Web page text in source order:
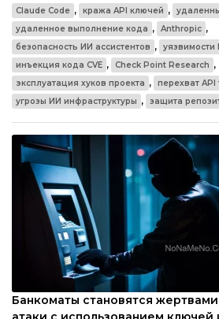
Claude Code , кража API ключей ,
удаленное выполнение кода , Anthropic ,
безопасность ИИ ассистентов , уязвимости
инъекция кода CVE , Check Point Research ,
эксплуатация хуков проекта , перехват API
угрозы ИИ инфраструктуры , защита
Банкоматы становятся